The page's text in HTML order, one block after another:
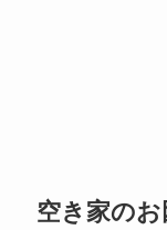
空き家のお